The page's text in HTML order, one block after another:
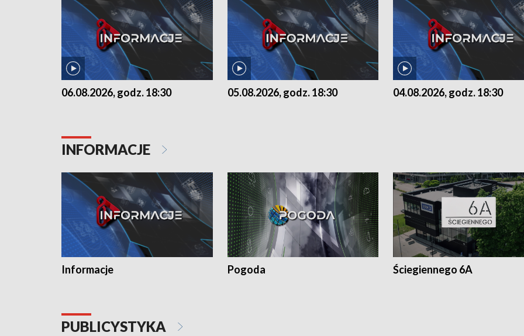
06.08.2026, godz. 18:30 05.08.2026, godz. 18:30 04.08.2026, godz. 18:30
INFORMACJE
Informacje Pogoda Ściegiennego 6A
PUBLICYSTYKA